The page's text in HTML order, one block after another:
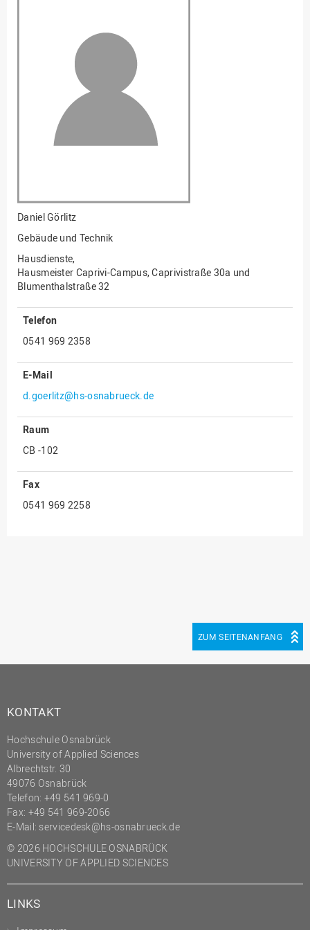
und Informatik
Fakultät Management,
Kultur und Technik
Fakultät Wirtschafts- und
Sozialwissenschaften
Finanzen
Gesellschaftliches
Hochschulleitung
Hochschulplanung/-
strategie
IT Service Center
Kommunikation und
Marketing
LearningCenter
Personal
Personalentwicklung
Studium und Lehre
Transfer- und
Innovationsmanagement
Daniel Görlitz
Gebäude und Technik
Hausdienste,
Hausmeister Caprivi-Campus, Caprivistraße 30a und
Blumenthalstraße 32
Telefon
0541 969 2358
E-Mail
d.goerlitz@hs-osnabrueck.de
Raum
CB -102
Fax
0541 969 2258
ZUM SEITENANFANG
KONTAKT
Hochschule Osnabrück
University of Applied Sciences
Albrechtstr. 30
49076 Osnabrück
Telefon: +49 541 969-0
Fax: +49 541 969-2066
E-Mail: servicedesk@hs-osnabrueck.de
© 2026 HOCHSCHULE OSNABRÜCK
UNIVERSITY OF APPLIED SCIENCES
LINKS